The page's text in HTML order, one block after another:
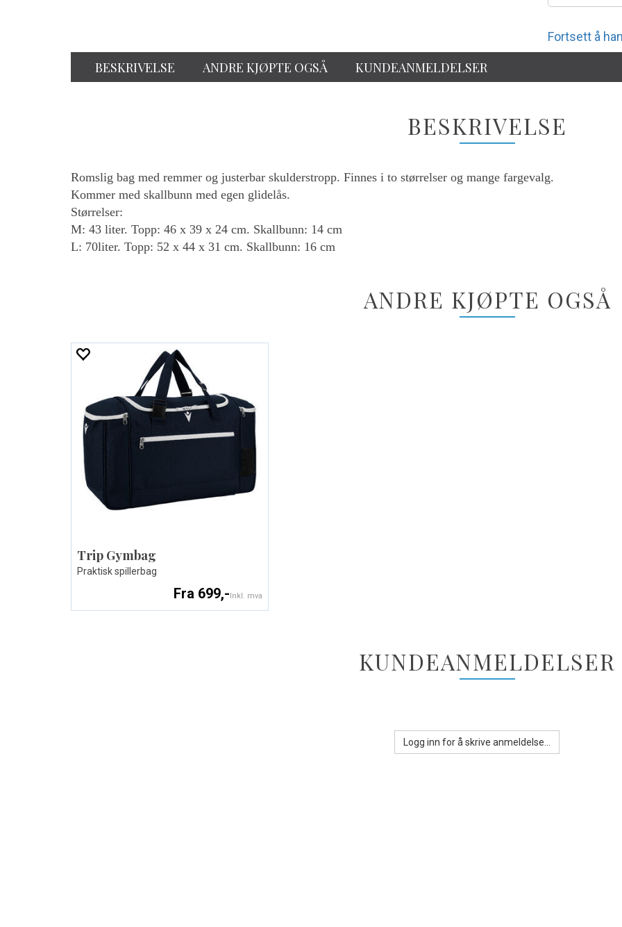
Fortsett å
BESKRIVELSE ANDRE KJØPTE OGSÅ KUNDEANMELDELSER
BESKRIVELSE
Romslig bag med remmer og justerbar skulderstropp. Finnes i to størrelser og mange fargevalg.
Kommer med skallbunn med egen glidelås.
Størrelser:
M: 43 liter. Topp: 46 x 39 x 24 cm. Skallbunn: 14 cm
L: 70liter. Topp: 52 x 44 x 31 cm. Skallbunn: 16 cm
ANDRE KJØPTE OGSÅ
Trip Gymbag
Praktisk spillerbag
Fra 699,-Inkl. mva
KUNDEANMELDELSER
Logg inn for å skrive anmeldelse...